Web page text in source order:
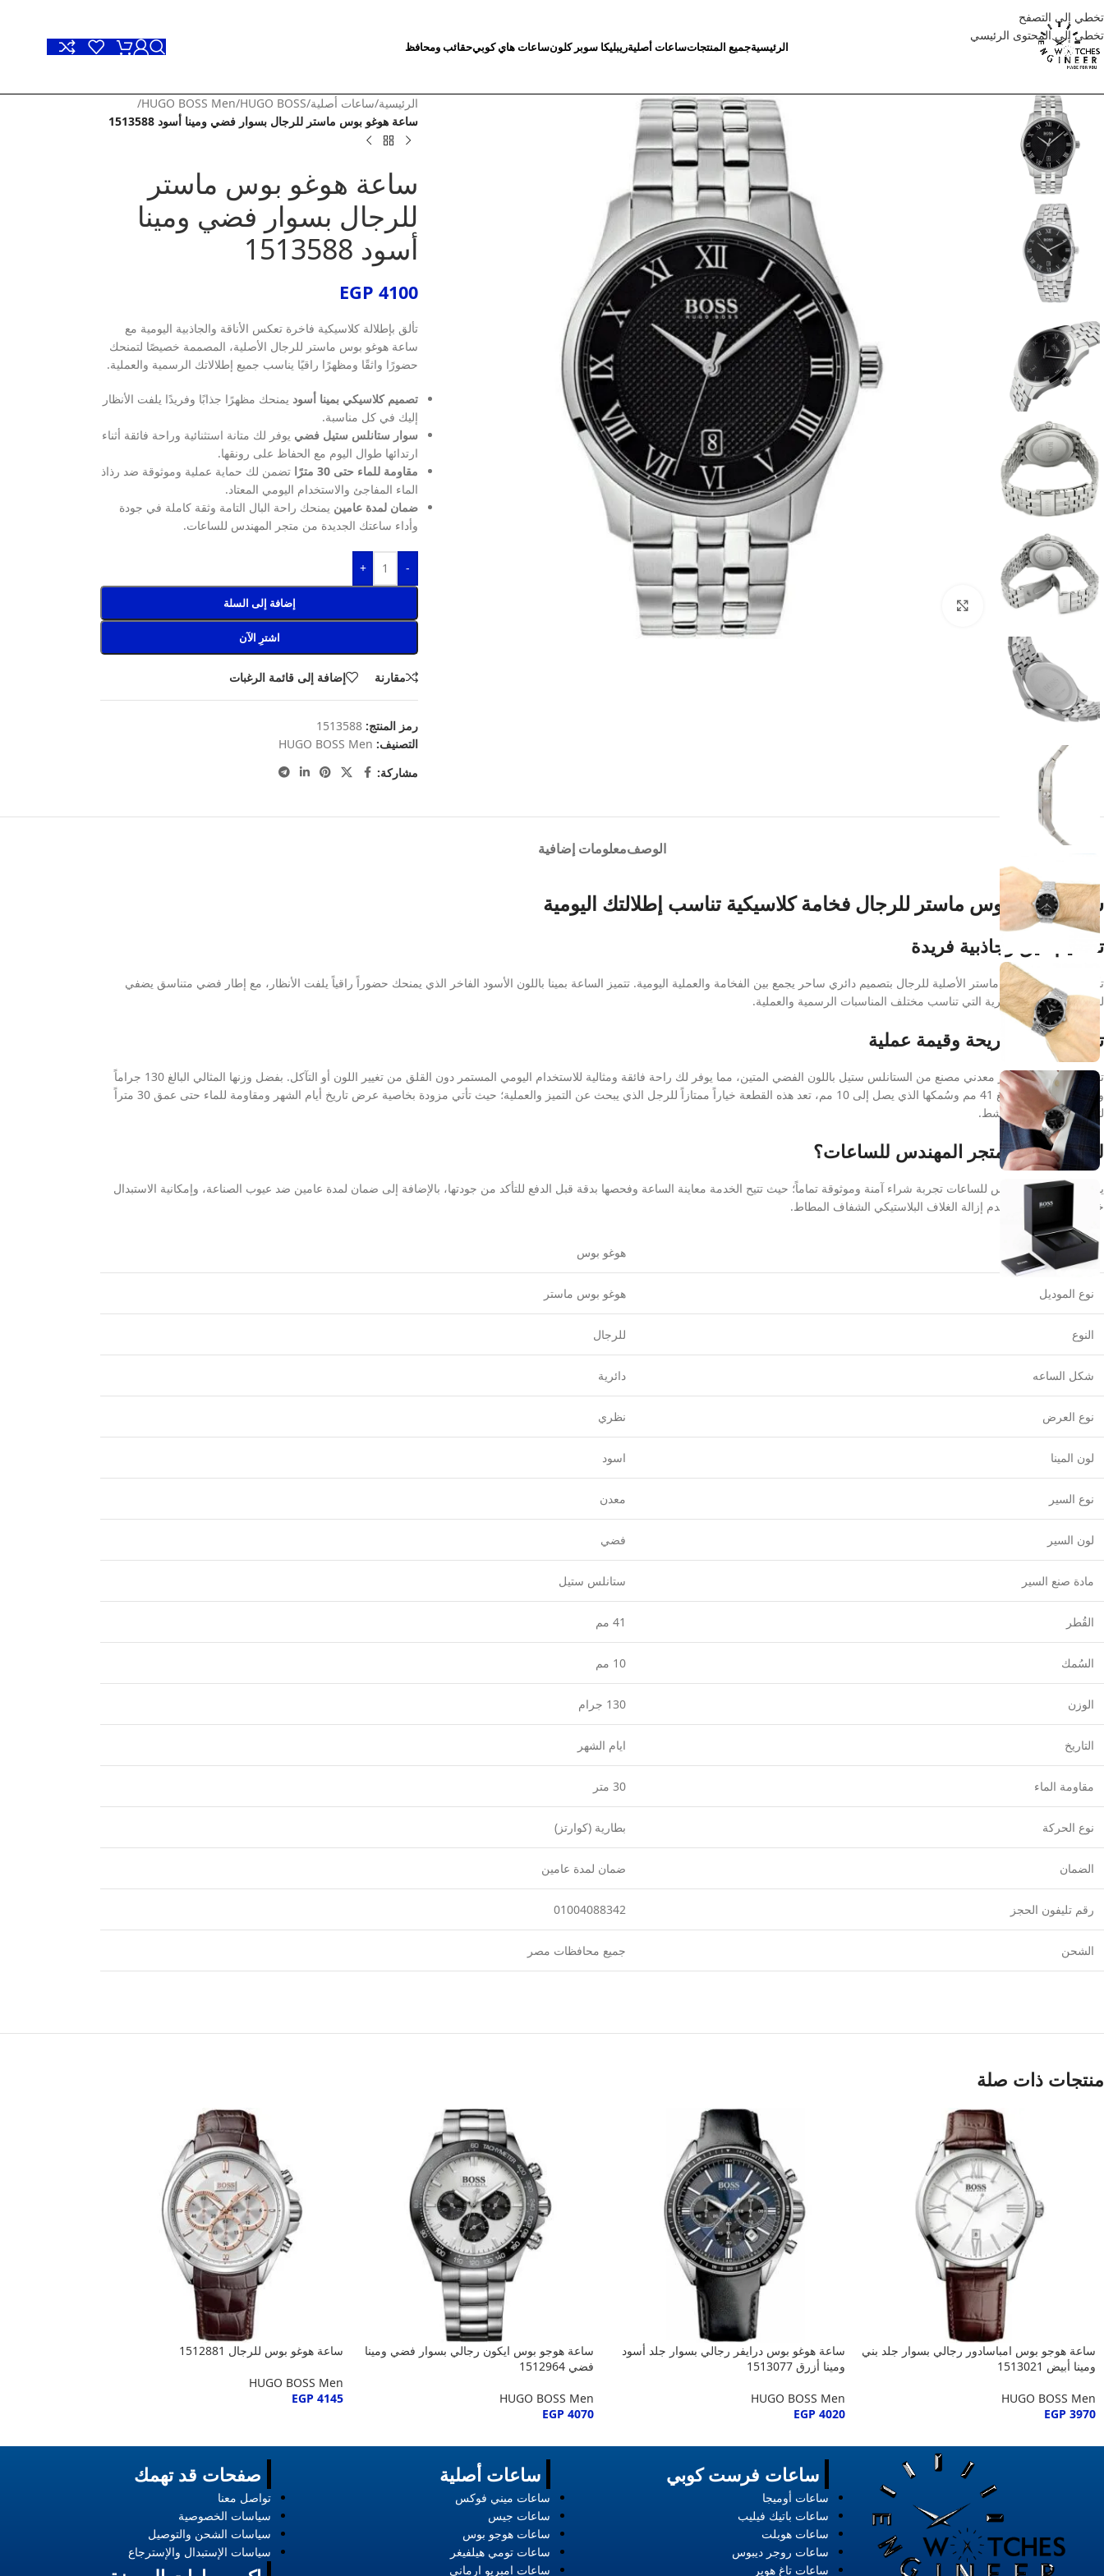
تخطي إلى التصفح
تخطي إلى المحتوى الرئيسي
الرئيسيةجميع المنتجاتساعات أصليةريبليكا سوبر كلونساعات هاي كوبيحقائب ومحافظ
الرئيسية/ساعات أصلية/
HUGO BOSS
/
HUGO BOSS Men
/
ساعة هوغو بوس ماستر للرجال بسوار فضي ومينا أسود 1513588
ساعة هوغو بوس ماستر
للرجال بسوار فضي ومينا
أسود 1513588
EGP 4100
تألق بإطلالة كلاسيكية فاخرة تعكس الأناقة والجاذبية اليومية مع
ساعة هوغو بوس ماستر للرجال الأصلية، المصممة خصيصًا لتمنحك
حضورًا واثقًا ومظهرًا راقيًا يناسب جميع إطلالاتك الرسمية والعملية.
تصميم كلاسيكي بمينا أسود يمنحك مظهرًا جذابًا وفريدًا يلفت الأنظار
إليك في كل مناسبة.
سوار ستانلس ستيل فضي يوفر لك متانة استثنائية وراحة فائقة أثناء
ارتدائها طوال اليوم مع الحفاظ على رونقها.
مقاومة للماء حتى 30 مترًا
تضمن لك حماية عملية وموثوقة ضد رذاذ
الماء المفاجئ والاستخدام اليومي المعتاد.
ضمان لمدة عامين يمنحك راحة البال التامة وثقة كاملة في جودة
وأداء ساعتك الجديدة من متجر المهندس للساعات.
-
+
إضافة إلى السلة
اشترِ الآن
مقارنة إضافة إلى قائمة الرغبات
رمز المنتج: 1513588
التصنيف: HUGO BOSS Men
مشاركة:
الوصفمعلومات إضافية
ساعة هوغو بوس ماستر للرجال فخامة كلاسيكية تناسب إطلالتك اليومية
تصميم أنيق وجاذبية فريدة
تأتي ساعة هوغو بوس ماستر الأصلية للرجال بتصميم دائري ساحر يجمع بين الفخامة والعملية اليومية. تتميز الساعة بمينا باللون الأسود الفاخر الذي يمنحك حضوراً راقياً يلفت الأنظار، مع إطار فضي متناسق يضفي
لمسة من الأناقة العصرية التي تناسب مختلف المناسبات الرسمية والعملية.
تجربة ارتداء مريحة وقيمة عملية
تم تزويد الساعة بسوار معدني مصنع من الستانلس ستيل باللون الفضي المتين، مما يوفر لك راحة فائقة ومثالية للاستخدام اليومي المستمر دون القلق من تغيير اللون أو التآكل. بفضل وزنها المثالي البالغ 130 جراماً
وقُطرها المتناسق البالغ 41 مم وسُمكها الذي يصل إلى 10 مم، تعد هذه القطعة خياراً ممتازاً للرجل الذي يبحث عن التميز والعملية؛ حيث تأتي مزودة بخاصية عرض تاريخ أيام الشهر ومقاومة للماء حتى عمق 30 متراً
لتناسب نمط حياتك النشط.
لماذا تثق في متجر المهندس للساعات؟
يوفر لكم متجر المهندس للساعات تجربة شراء آمنة وموثوقة تماماً؛ حيث تتيح الخدمة معاينة الساعة وفحصها بدقة قبل الدفع للتأكد من جودتها، بالإضافة إلى ضمان لمدة عامين ضد عيوب الصناعة، وإمكانية الاستبدال
خلال 30 يوماً بشرط عدم إزالة الغلاف البلاستيكي الشفاف المطاط.
الماركة هوغو بوس
نوع الموديل هوغو بوس ماستر
النوع للرجال
شكل الساعه دائرية
نوع العرض نظري
لون المينا اسود
نوع السير معدن
لون السير فضي
مادة صنع السير ستانلس ستيل
القُطر 41 مم
السُمك 10 مم
الوزن 130 جرام
التاريخ ايام الشهر
مقاومة الماء 30 متر
نوع الحركة بطارية (كوارتز)
الضمان ضمان لمدة عامين
رقم تليفون الحجز 01004088342
الشحن جميع محافظات مصر
منتجات ذات صلة
ساعة هوجو بوس امباسادور رجالي بسوار جلد بني
ومينا أبيض 1513021
HUGO BOSS Men
EGP 3970
ساعة هوغو بوس درايفر رجالي بسوار جلد أسود
ومينا أزرق 1513077
HUGO BOSS Men
EGP 4020
ساعة هوجو بوس ايكون رجالي بسوار فضي ومينا
فضي 1512964
HUGO BOSS Men
EGP 4070
ساعة هوغو بوس للرجال 1512881
HUGO BOSS Men
EGP 4145
صفحات قد تهمك
تواصل معنا
سياسات الخصوصية
سياسات الشحن والتوصيل
سياسات الإستبدال والإسترجاع
ساعات أصلية
ساعات ميني فوكس
ساعات جيس
ساعات هوجو بوس
ساعات تومي هيلفيغر
ساعات امبريو ارماني
ساعات فرست كوبي
ساعات أوميجا
ساعات باتيك فيليب
ساعات هوبلت
ساعات روجر ديبوس
ساعات تاغ هوير